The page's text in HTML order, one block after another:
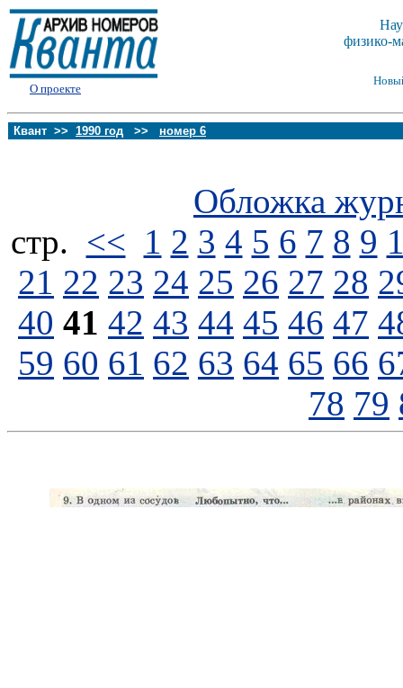
О проекте
физико-
Квант >> 1990 год >> номер 6
Обложка
стp. << 1 2 3 4 5 6 7 8 9
21 22 23 24 25 26 27 28
40 41 42 43 44 45 46 47
59 60 61 62 63 64 65 66
78 79